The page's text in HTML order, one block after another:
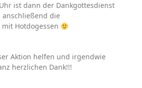
ist dann der Dankgottesdienst
die
Hotdogessen
Aktion helfen und irgendwie
herzlichen Dank!!!